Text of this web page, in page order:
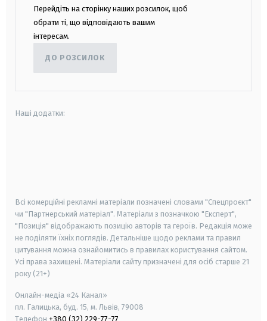
Перейдіть на сторінку наших розсилок, щоб
обрати ті, що відповідають вашим
інтересам.
ДО РОЗСИЛОК
Наші додатки:
Всі комерційні рекламні матеріали позначені словами "Спецпроєкт"
чи "Партнерський матеріал". Матеріали з позначкою "Експерт",
"Позиція" відображають позицію авторів та героїв. Редакція може
не поділяти їхніх поглядів. Детальніше щодо реклами та правил
цитування можна ознайомитись в правилах користування сайтом.
Усі права захищені. Матеріали сайту призначені для осіб старше 21
року (21+)
Онлайн-медіа «24 Канал»
пл. Галицька, буд. 15, м. Львів, 79008
Телефон +380 (32) 229-77-77